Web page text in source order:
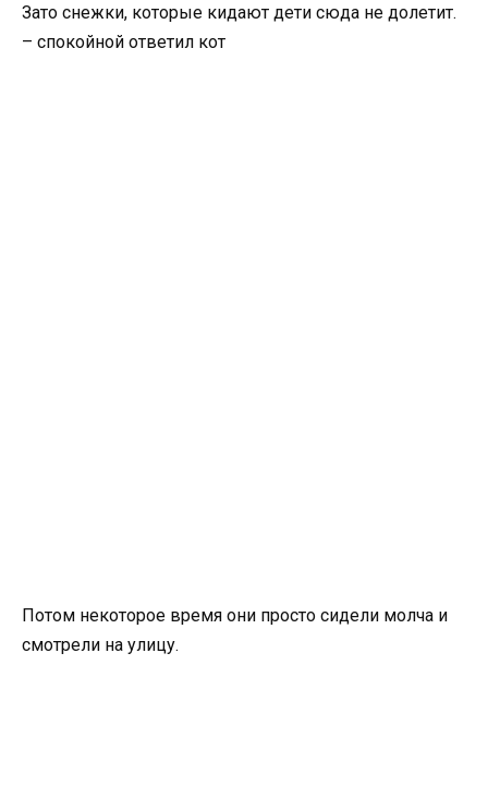
Зато снежки, которые кидают дети сюда не долетит.
– спокойной ответил кот
Потом некоторое время они просто сидели молча и
смотрели на улицу.